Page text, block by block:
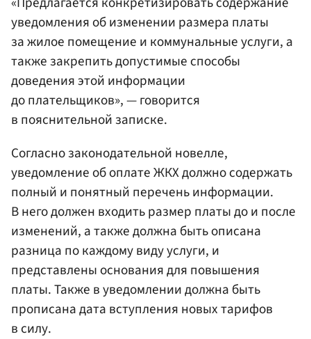
уведомления об изменении размера платы
за жилое помещение и коммунальные услуги, а
также закрепить допустимые способы
доведения этой информации
до плательщиков», — говорится
в пояснительной записке.
Согласно законодательной новелле,
уведомление об оплате ЖКХ должно содержать
полный и понятный перечень информации.
В него должен входить размер платы до и после
изменений, а также должна быть описана
разница по каждому виду услуги, и
представлены основания для повышения
платы. Также в уведомлении должна быть
прописана дата вступления новых тарифов
в силу.